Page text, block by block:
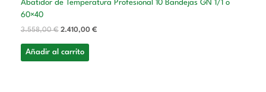
Abatidor de Temperatura Profesional 10 Bandejas GN 1/1 o
60×40
3.558,00€ 2.410,00 €
Añadir al carrito